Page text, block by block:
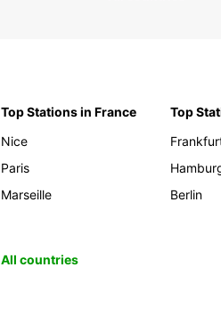
Top Stations in France
Nice
Paris
Marseille
Top
Berlin
All countries